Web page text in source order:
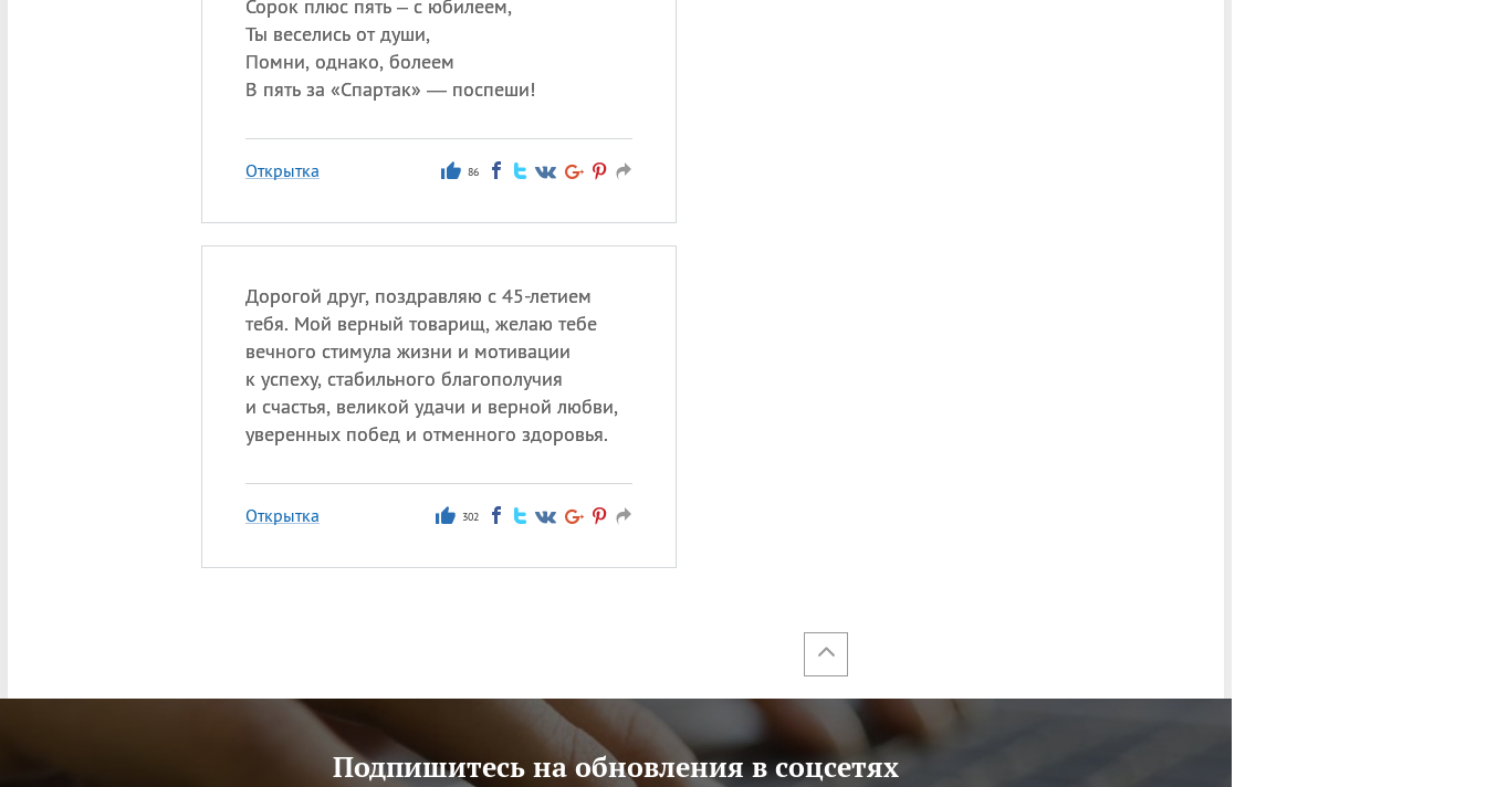
Сорок плюс пять – с юбилеем,
Ты веселись от души,
Помни, однако, болеем
В пять за «Спартак» — поспеши!
Открытка 86
Дорогой друг, поздравляю с 45-летием
тебя. Мой верный товарищ, желаю тебе
вечного стимула жизни и мотивации
к успеху, стабильного благополучия
и счастья, великой удачи и верной любви,
уверенных побед и отменного здоровья.
Открытка 302
Подпишитесь на обновления в соцсетях